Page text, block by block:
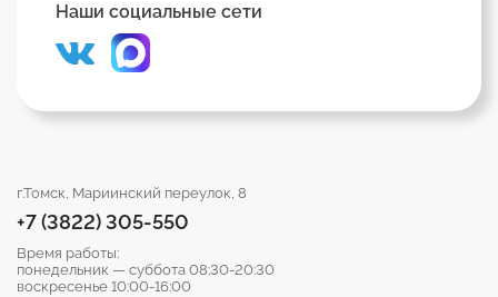
Наши социальные сети
г.Томск, Мариинский переулок, 8
+7 (3822) 305-550
Время работы:
понедельник — суббота 08:30-20:30
воскресенье 10:00-16:00